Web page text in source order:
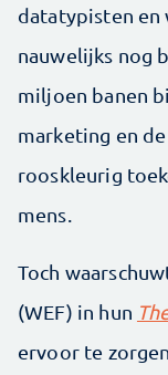
datatypisten en
nauwelijks nog
miljoen banen
marketing en
rooskleurig
mens.
Toch
(WEF) in hun
ervoor te